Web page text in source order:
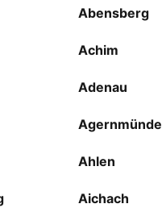
Abensberg
Achim
Adenau
Agernmünde
Ahlen
Aichach